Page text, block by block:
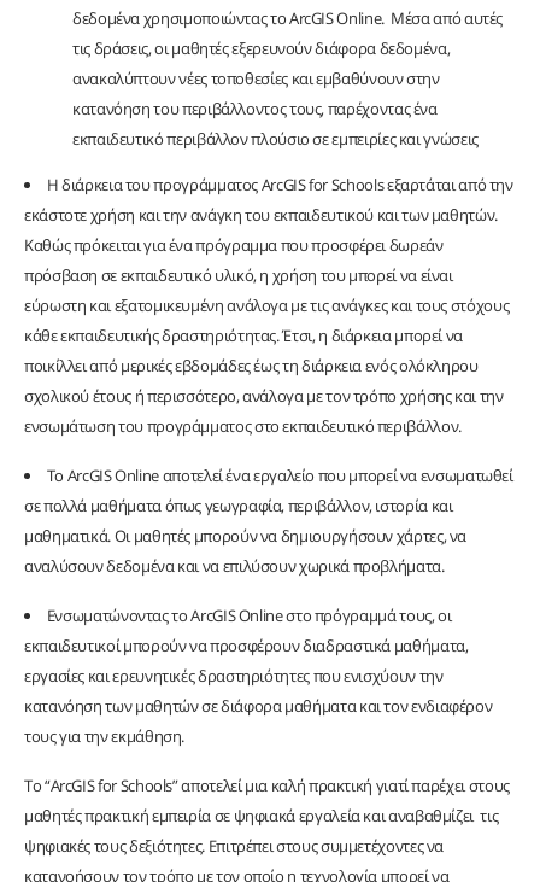
δεδομένα χρησιμοποιώντας το ArcGIS Online. Μέσα από αυτές
τις δράσεις, οι μαθητές εξερευνούν διάφορα δεδομένα,
ανακαλύπτουν νέες τοποθεσίες και εμβαθύνουν στην
κατανόηση του περιβάλλοντος τους, παρέχοντας ένα
εκπαιδευτικό περιβάλλον πλούσιο σε εμπειρίες και γνώσεις
Η διάρκεια του προγράμματος ArcGIS for Schools εξαρτάται από την
εκάστοτε χρήση και την ανάγκη του εκπαιδευτικού και των μαθητών.
Καθώς πρόκειται για ένα πρόγραμμα που προσφέρει δωρεάν
πρόσβαση σε εκπαιδευτικό υλικό, η χρήση του μπορεί να είναι
εύρωστη και εξατομικευμένη ανάλογα με τις ανάγκες και τους στόχους
κάθε εκπαιδευτικής δραστηριότητας. Έτσι, η διάρκεια μπορεί να
ποικίλλει από μερικές εβδομάδες έως τη διάρκεια ενός ολόκληρου
σχολικού έτους ή περισσότερο, ανάλογα με τον τρόπο χρήσης και την
ενσωμάτωση του προγράμματος στο εκπαιδευτικό περιβάλλον.
Το ArcGIS Online αποτελεί ένα εργαλείο που μπορεί να ενσωματωθεί
σε πολλά μαθήματα όπως γεωγραφία, περιβάλλον, ιστορία και
μαθηματικά. Οι μαθητές μπορούν να δημιουργήσουν χάρτες, να
αναλύσουν δεδομένα και να επιλύσουν χωρικά προβλήματα.
Ενσωματώνοντας το ArcGIS Online στο πρόγραμμά τους, οι
εκπαιδευτικοί μπορούν να προσφέρουν διαδραστικά μαθήματα,
εργασίες και ερευνητικές δραστηριότητες που ενισχύουν την
κατανόηση των μαθητών σε διάφορα μαθήματα και τον ενδιαφέρον
τους για την εκμάθηση.
Το “ArcGIS for Schools” αποτελεί μια καλή πρακτική γιατί παρέχει στους
μαθητές πρακτική εμπειρία σε ψηφιακά εργαλεία και αναβαθμίζει τις
ψηφιακές τους δεξιότητες. Επιτρέπει στους συμμετέχοντες να
κατανοήσουν τον τρόπο με τον οποίο η τεχνολογία μπορεί να